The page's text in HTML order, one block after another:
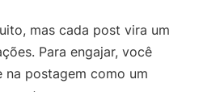
mas cada post vira um
Para engajar, você
na postagem como um